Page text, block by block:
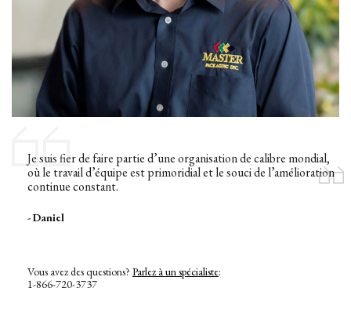
Je suis fier de faire partie d’une organisation de calibre mondial,
où le travail d’équipe est primoridial et le souci de l’amélioration
continue constant.
- Daniel
Vous avez des questions? Parlez à un spécialiste:
1-866-720-3737